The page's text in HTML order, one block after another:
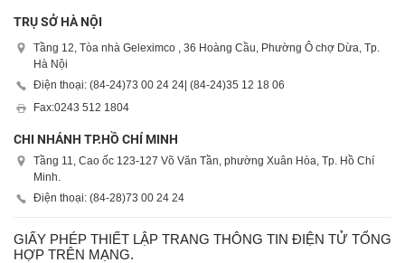
TRỤ SỞ HÀ NỘI
Tầng 12, Tòa nhà Geleximco , 36 Hoàng Cầu, Phường Ô chợ Dừa, Tp.
Hà Nội
Điện thoại: (84-24)73 00 24 24| (84-24)35 12 18 06
Fax:0243 512 1804
CHI NHÁNH TP.HỒ CHÍ MINH
Tầng 11, Cao ốc 123-127 Võ Văn Tần, phường Xuân Hòa, Tp. Hồ Chí
Minh.
Điện thoại: (84-28)73 00 24 24
GIẤY PHÉP THIẾT LẬP TRANG THÔNG TIN ĐIỆN TỬ TỔNG
HỢP TRÊN MẠNG.